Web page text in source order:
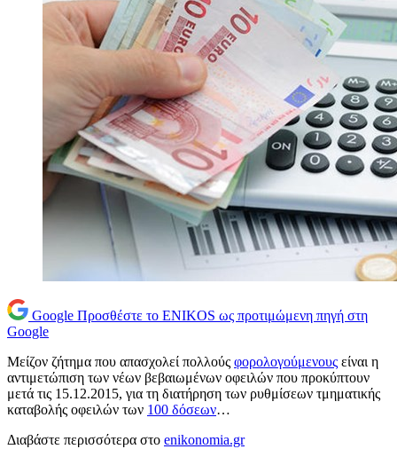
Google Προσθέστε το ENIKOS ως προτιμώμενη πηγή στη
Google
Μείζον ζήτημα που απασχολεί πολλούς φορολογούμενους είναι η
αντιμετώπιση των νέων βεβαιωμένων οφειλών που προκύπτουν
μετά τις 15.12.2015, για τη διατήρηση των ρυθμίσεων τμηματικής
καταβολής οφειλών των 100 δόσεων…
Διαβάστε περισσότερα στο enikonomia.gr